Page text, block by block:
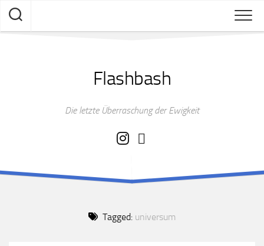
Skip
content
Flashbash
Die letzte Überraschung der Ewigkeit
Tagged: universum